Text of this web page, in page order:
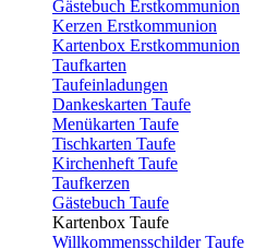
Gästebuch Erstkommunion
Kerzen Erstkommunion
Kartenbox Erstkommunion
Taufkarten
Taufeinladungen
Dankeskarten Taufe
Menükarten Taufe
Tischkarten Taufe
Kirchenheft Taufe
Taufkerzen
Gästebuch Taufe
Kartenbox Taufe
Willkommensschilder Taufe